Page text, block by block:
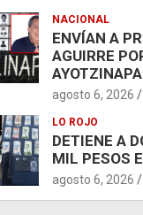
NACIONAL
ENVÍAN A
AGUIRRE
AYOTZINAPA
agosto 6, 2026
LO ROJO
DETIENE A
MIL PESOS
agosto 6, 2026